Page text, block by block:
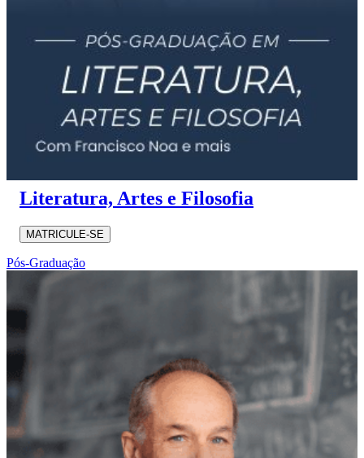
Literatura, Artes e Filosofia
MATRICULE-SE
Pós-Graduação